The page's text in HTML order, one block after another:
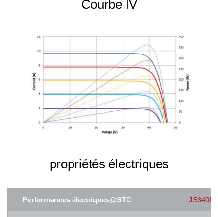
Courbe IV
propriétés électriques
Performances électriques@STC JS340P